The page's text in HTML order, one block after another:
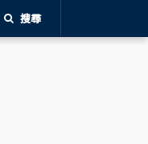
搜尋